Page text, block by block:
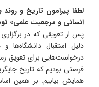
لطفا پیرامون تاریخ و
انسانی و مرجعیت علمی»
دلیل استقبال
درخواست‌هایی برای تعویق
فرصتی بودیم که تاریخ
همایش بیابیم. بر همین